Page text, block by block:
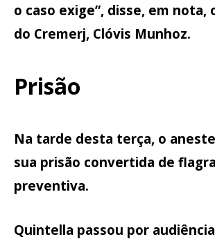
o caso exige”, disse, em nota,
do Cremerj, Clóvis Munhoz.
Prisão
Na tarde desta terça, o
sua prisão convertida de
preventiva.
Quintella passou por